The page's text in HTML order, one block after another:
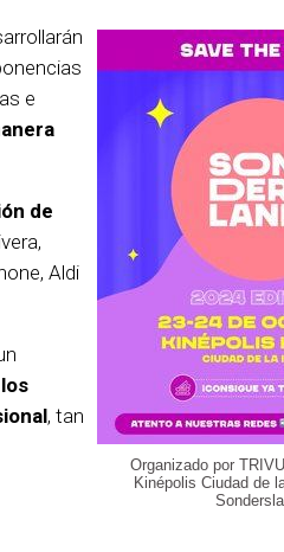
Organizado por
Kinépolis Ciudad de
e
de
Aldi
, tan